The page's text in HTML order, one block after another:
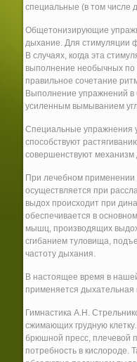
специальные (в том числе
Общетонизирующие
дыхание. Для стимуляции
В случаях, когда эта
выполнение необычных по
правильное сочетание
Выполнение упражнений в
усиленным вымыванием
Специальные упражнения
способствуют
совершенствуют
При лечебном
осуществляется при
выдох происходит при
обеспечивается в
мышц, производящих
сгибанием туловища,
частоту дыхания.
В настоящее время в
применяется дыхательная
Гимнастика А.Н.
сжимающих грудную
брюшной пресс, плечевой
потребность в кислороде.